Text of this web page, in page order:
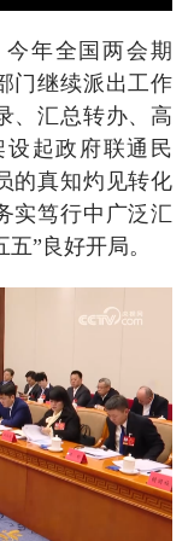
今年全国两会期
门继续派出工作
、汇总转办、高
起政府联通民
的真知灼见转化
实笃行中广泛汇
”良好开局。